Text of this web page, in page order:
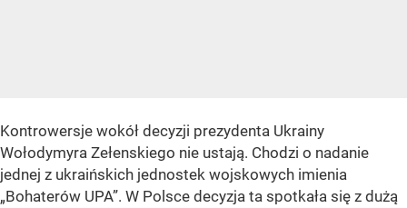
Kontrowersje wokół decyzji prezydenta Ukrainy
Wołodymyra Zełenskiego nie ustają. Chodzi o nadanie
jednej z ukraińskich jednostek wojskowych imienia
„Bohaterów UPA”. W Polsce decyzja ta spotkała się z dużą